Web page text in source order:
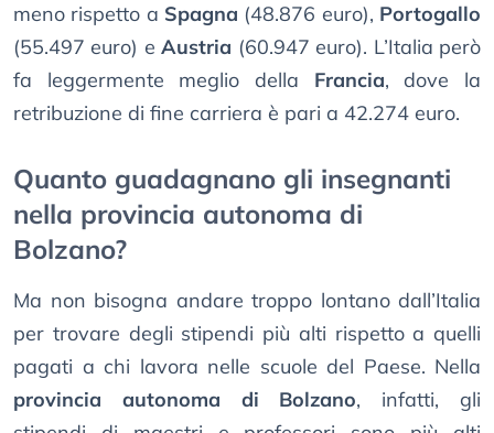
meno rispetto a Spagna (48.876 euro), Portogallo
(55.497 euro) eAustria (60.947 euro). L’Italia però
fa leggermente meglio della Francia, dove la
retribuzione di fine carriera è pari a 42.274 euro.
Quanto guadagnano gli insegnanti
nella provincia autonoma di
Bolzano?
Ma non bisogna andare troppo lontano dall’Italia
per trovare degli stipendi più alti rispetto a quelli
pagati a chi lavora nelle scuole del Paese. Nella
provincia autonoma di Bolzano, infatti, gli